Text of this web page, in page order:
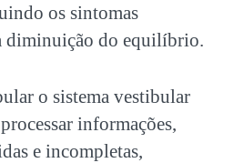
os sintomas
diminuição do equilíbrio.
o sistema vestibular
informações,
e incompletas,